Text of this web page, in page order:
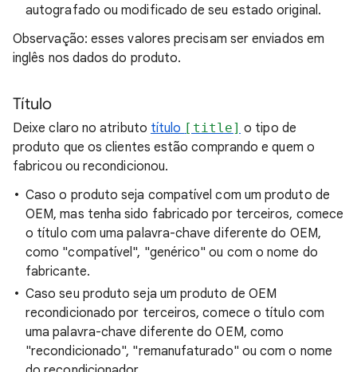
autografado ou modificado de seu estado original.
Observação: esses valores precisam ser enviados em
inglês nos dados do produto.
Título
Deixe claro no atributo título [title] o tipo de
produto que os clientes estão comprando e quem o
fabricou ou recondicionou.
Caso o produto seja compatível com um produto de
OEM, mas tenha sido fabricado por terceiros, comece
o título com uma palavra-chave diferente do OEM,
como "compatível", "genérico" ou com o nome do
fabricante.
Caso seu produto seja um produto de OEM
recondicionado por terceiros, comece o título com
uma palavra-chave diferente do OEM, como
"recondicionado", "remanufaturado" ou com o nome